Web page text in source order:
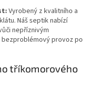
Vyrobený z kvalitního a
Náš septik nabízí
nepříznivým
bezproblémový provoz po
tříkomorového